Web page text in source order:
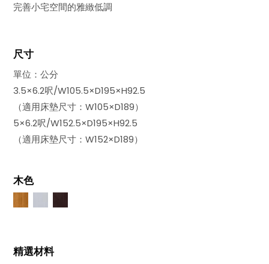
完善小宅空間的雅緻低調
尺寸
單位：公分
3.5×6.2呎/W105.5×D195×H92.5
（適用床墊尺寸：W105×D189）
5×6.2呎/W152.5×D195×H92.5
（適用床墊尺寸：W152×D189）
木色
精選材料